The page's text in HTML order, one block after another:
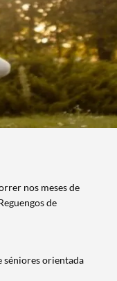
nos meses de
de
séniores orientada